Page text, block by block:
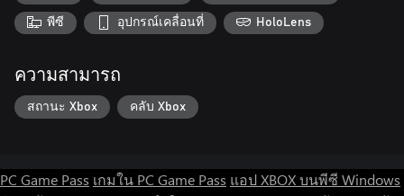
🔑 Why You’ll Love It:
matching and clearing.
— Cognitive Boost: Strengthen memory, attention, and
— Emotional Reward: Feel genuine accomplishment with every
completed puzzle.
พีซี อุปกรณ์เคลื่อนที่ HoloLens
ความสามารถ
สถานะ Xbox คลับ Xbox
PC Game Pass เกมใน PC Game Pass แอป XBOX บนพีซี Windows